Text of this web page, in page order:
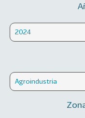
2024
Agroindustria